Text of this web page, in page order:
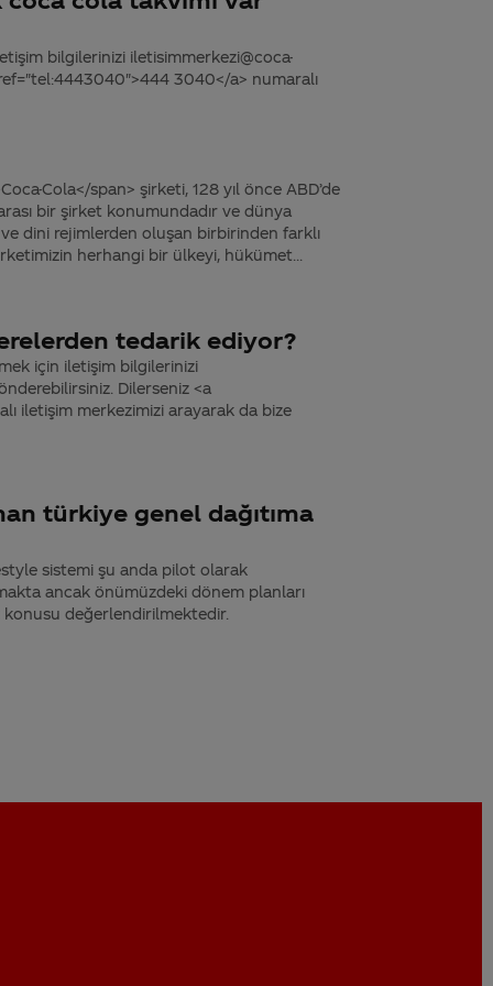
bilgilerinizi iletisimmerkezi@coca-
3040</a> numaralı
Cola</span> şirketi, 128 yıl önce ABD’de
bir şirket konumundadır ve dünya
dini rejimlerden oluşan birbirinden farklı
herhangi bir ülkeyi, hükümet...
tedarik ediyor?
için iletişim bilgilerinizi
Dilerseniz <a
iletişim merkezimizi arayarak da bize
türkiye genel dağıtıma
sistemi şu anda pilot olarak
ancak önümüzdeki dönem planları
konusu değerlendirilmektedir.